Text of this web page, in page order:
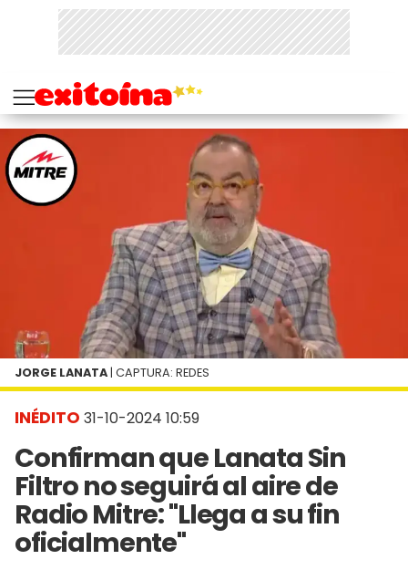
INÉDITO 31-10-2024 10:59
Confirman que Lanata Sin
Filtro no seguirá al aire de
Radio Mitre: "Llega a su fin
oficialmente"
JORGE LANATA | CAPTURA: REDES